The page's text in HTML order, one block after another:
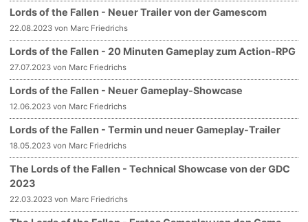
Lords of the Fallen - Neuer Trailer von der Gamescom
22.08.2023 von Marc Friedrichs
Lords of the Fallen - 20 Minuten Gameplay zum Action-RPG
27.07.2023 von Marc Friedrichs
Lords of the Fallen - Neuer Gameplay-Showcase
12.06.2023 von Marc Friedrichs
Lords of the Fallen - Termin und neuer Gameplay-Trailer
18.05.2023 von Marc Friedrichs
The Lords of the Fallen - Technical Showcase von der GDC
2023
22.03.2023 von Marc Friedrichs